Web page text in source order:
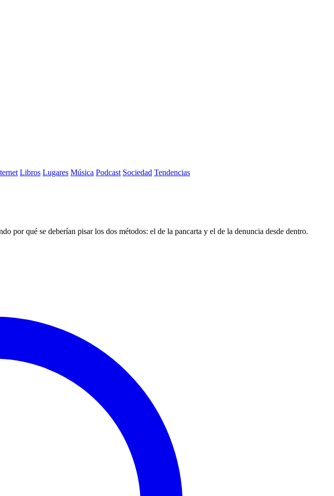
Libros Lugares Música Podcast Sociedad Tendencias
por qué se deberían pisar los dos métodos: el de la pancarta y el de la denuncia desde dentro.